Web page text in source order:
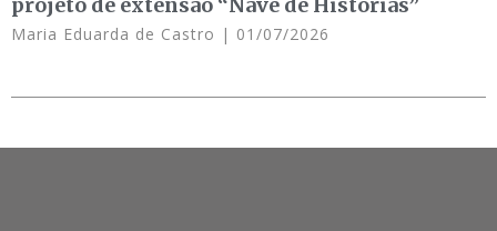
Maria Eduarda de Castro 01/07/2026